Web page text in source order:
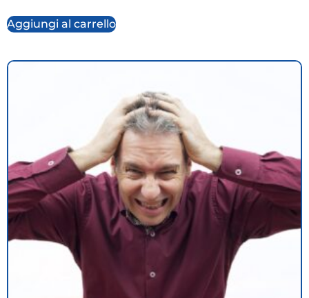
Aggiungi al carrello